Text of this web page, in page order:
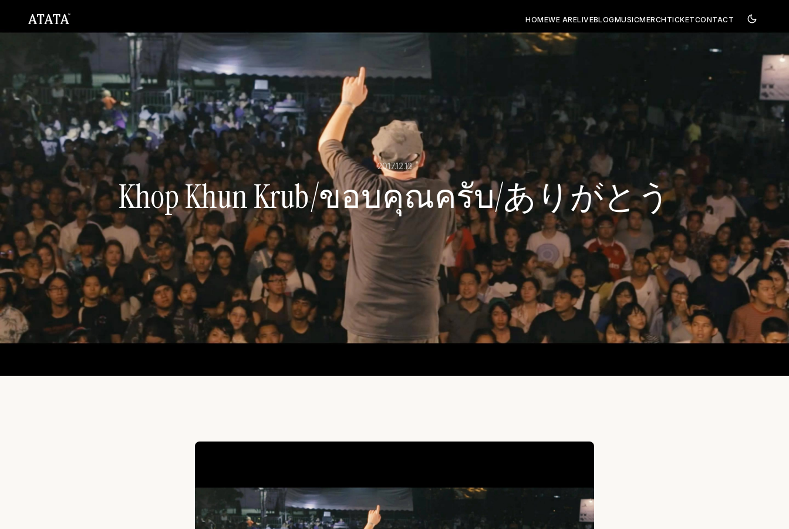
HOMEWE ARELIVEBLOGMUSICMERCH TICKETCONTACT
2017.12.12
Khop Khun Krub/ขอบคุณครับ/ありがとう